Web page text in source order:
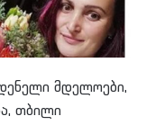
მდელოები,
თბილი